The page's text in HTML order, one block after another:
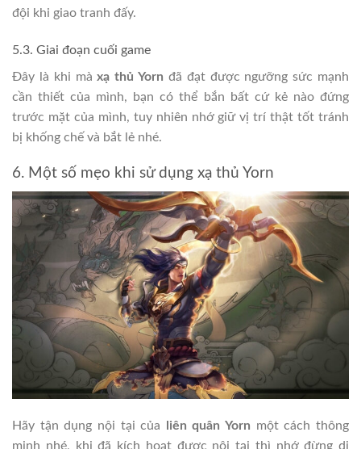
đội khi giao tranh đấy.
5.3. Giai đoạn cuối game
Đây là khi màxạ thủ Yorn đã đạt được ngưỡng sức mạnh
cần thiết của mình, bạn có thể bắn bất cứ kẻ nào đứng
trước mặt của mình, tuy nhiên nhớ giữ vị trí thật tốt tránh
bị khống chế và bắt lẻ nhé.
6. Một số mẹo khi sử dụng xạ thủ Yorn
Hãy tận dụng nội tại của liên quân Yorn một cách thông
minh nhé, khi đã kích hoạt được nội tại thì nhớ đừng di